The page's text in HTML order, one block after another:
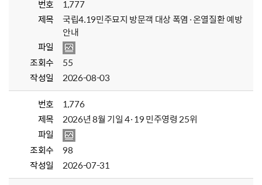
번호
1,777
제목
국립4.19민주묘지 방문객 대상 폭염·온열질환 예방
안내
파일
조회수
55
작성일
2026-08-03
번호
1,776
제목
2026년 8월 기일 4·19 민주영령 25위
파일
조회수
98
작성일
2026-07-31